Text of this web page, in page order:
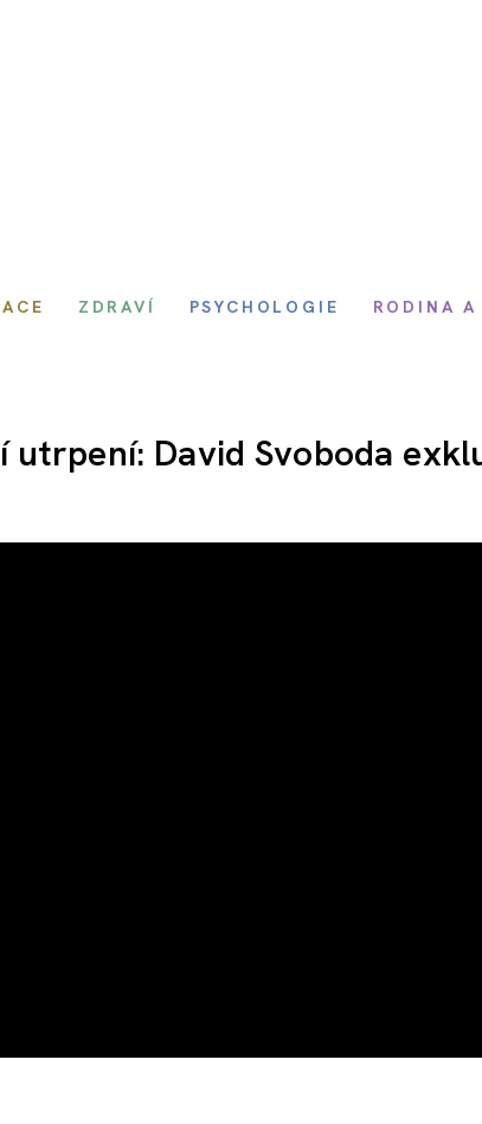
ZDRAVÍ PSYCHOLOGIE RODINA A
David Svoboda